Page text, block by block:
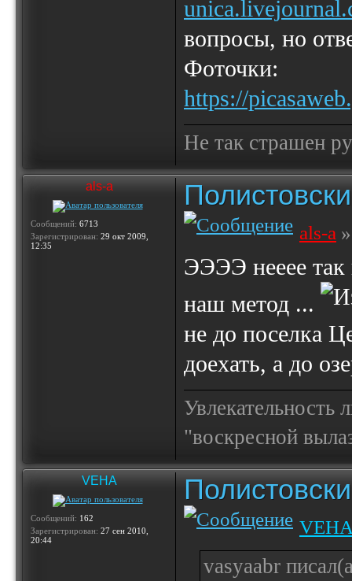
вопросы, но
Фоточки:
https://
Не так страшен
als-a
Сообщений: 6713
Зарегистрирован: 29 окт 2009,
12:35
als-a
ЭЭЭЭ нееее так
наш метод ...
не до поселка
доехать, а до
Увлекательность
"воскресной
VEHA
Сообщений: 162
Зарегистрирован: 27 сен 2010,
20:44
VEHA
vasyaabr